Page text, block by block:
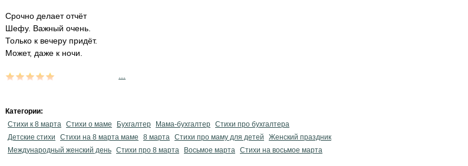
Срочно делает отчёт
Шефу. Важный очень.
Только к вечеру придёт.
Может, даже к ночи.
Категории:
Стихи к 8 марта Стихи о маме Бухгалтер Мама-бухгалтер Стихи про бухгалтера
Детские стихи
Стихи на 8 марта маме 8 марта Стихи про маму для детей
Женский праздник
Международный женский день Стихи про 8 марта Восьмое марта Стихи на восьмое марта